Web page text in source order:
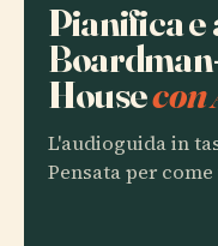
Pianifica e
Housecon
L'audioguida in
Pensata per